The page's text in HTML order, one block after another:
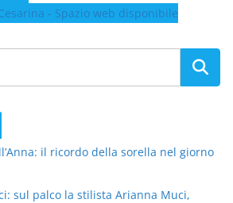
il ricordo della sorella nel giorno
sul palco la stilista Arianna Muci,